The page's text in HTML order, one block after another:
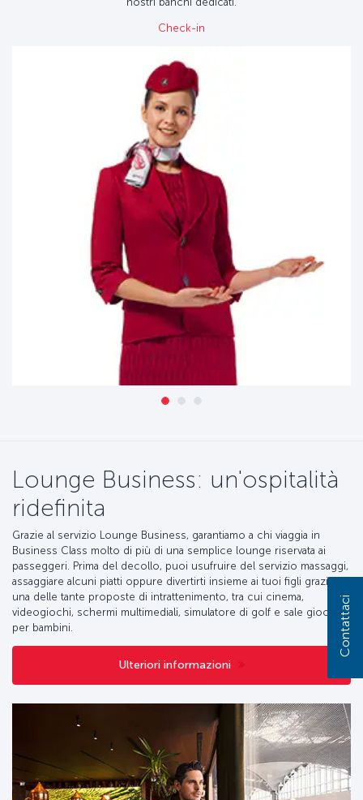
Check-in
Lounge Business: un'ospitalità
ridefinita
Grazie al servizio Lounge Business, garantiamo a chi viaggia in
Business Class molto di più di una semplice lounge riservata ai
passeggeri. Prima del decollo, puoi usufruire del servizio massaggi,
assaggiare alcuni piatti oppure divertirti insieme ai tuoi figli grazie a
una delle tante proposte di intrattenimento, tra cui cinema,
videogiochi, schermi multimediali, simulatore di golf e sale giochi
per bambini.
Ulteriori informazioni
Contattaci